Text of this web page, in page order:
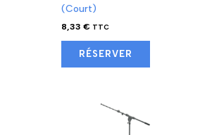
(Court)
8,33 € TTC
RÉSERVER